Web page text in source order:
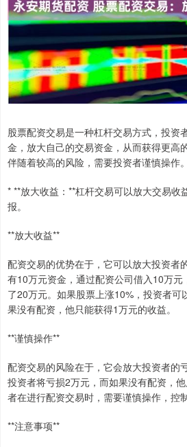
股票配资交易是一种杠杆交易方式，投资
金，放大自己的交易资金，从而获得更高
伴随着较高的风险，需要投资者谨慎操作。
* **放大收益：**杠杆交易可以放大交易收
报。
**放大收益**
配资交易的优势在于，它可以放大投资者
有10万元资金，通过配资公司借入10万
了20万元。如果股票上涨10%，投资者可
果没有配资，他只能获得1万元的收益。
**谨慎操作**
配资交易的风险在于，它会放大投资者的
投资者将亏损2万元，而如果没有配资，
者在进行配资交易时，需要谨慎操作，控
**注意事项**